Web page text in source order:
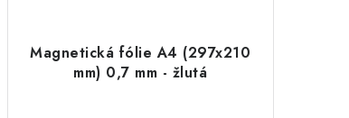
Magnetická fólie A4 (297x210
mm) 0,7 mm - žlutá